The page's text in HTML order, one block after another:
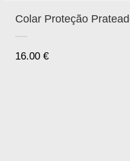
Colar Proteção
16.00 €